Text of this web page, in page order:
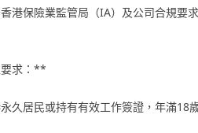
港保險業監管局（IA）及公司合規要
求：**
久居民或持有有效工作簽證，年滿18